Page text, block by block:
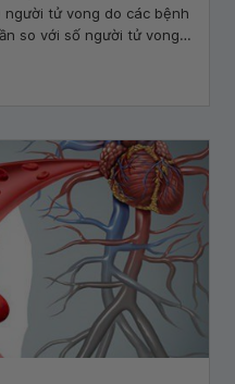
tử vong do các bệnh
so với số người tử vong
ngày càng trẻ hóa, bệnh
yếu tố quan trọng giúp
tim mạch.